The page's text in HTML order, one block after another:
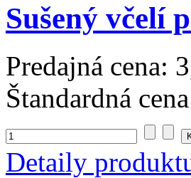
Sušený včelí
Predajná cena:
Štandardná
Detaily